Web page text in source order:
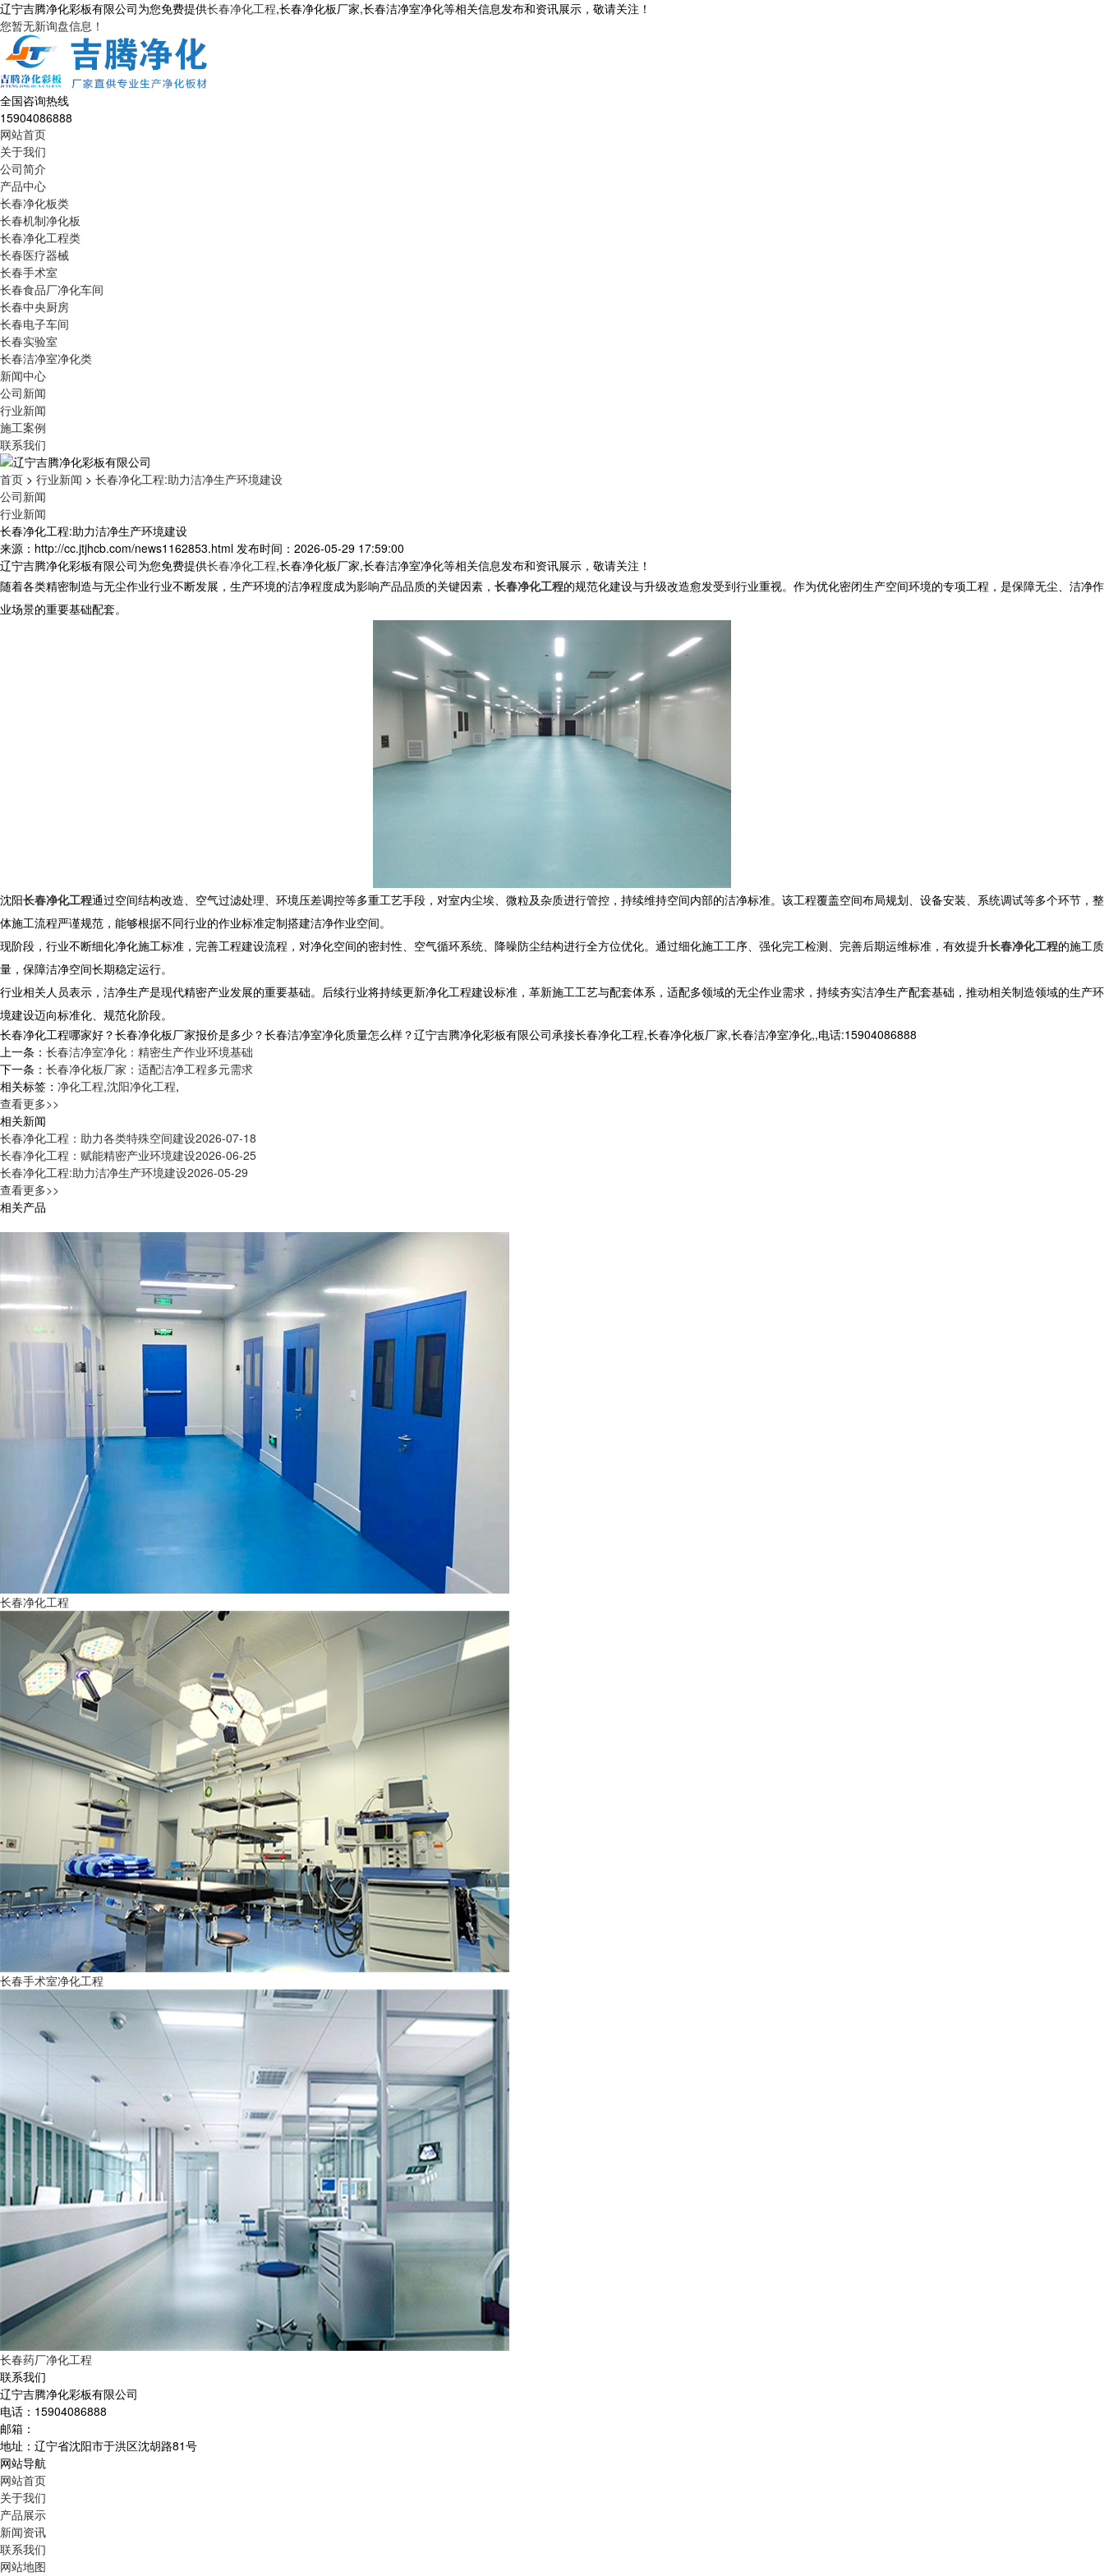
辽宁吉腾净化彩板有限公司为您免费提供长春净化工程,长春净化板厂家,长春洁净室净化等相关信息发布和资讯展示，敬请关注！
您暂无新询盘信息！
全国咨询热线
15904086888
网站首页
关于我们
公司简介
产品中心
长春净化板类
长春机制净化板
长春净化工程类
长春医疗器械
长春手术室
长春食品厂净化车间
长春中央厨房
长春电子车间
长春实验室
长春洁净室净化类
新闻中心
公司新闻
行业新闻
施工案例
联系我们
首页 > 行业新闻 > 长春净化工程:助力洁净生产环境建设
公司新闻
行业新闻
长春净化工程:助力洁净生产环境建设
来源：http://cc.jtjhcb.com/news1162853.html 发布时间：2026-05-29 17:59:00
辽宁吉腾净化彩板有限公司为您免费提供长春净化工程,长春净化板厂家,长春洁净室净化等相关信息发布和资讯展示，敬请关注！
随着各类精密制造与无尘作业行业不断发展，生产环境的洁净程度成为影响产品品质的关键因素， 长春净化工程的规范化建设与升级改造愈发受到行业重视。作为优化密闭生产空间环境的专项工程，是保障无尘、洁净作
业场景的重要基础配套。
沈阳长春净化工程通过空间结构改造、空气过滤处理、环境压差调控等多重工艺手段，对室内尘埃、微粒及杂质进行管控，持续维持空间内部的洁净标准。该工程覆盖空间布局规划、设备安装、系统调试等多个环节，整
体施工流程严谨规范，能够根据不同行业的作业标准定制搭建洁净作业空间。
现阶段，行业不断细化净化施工标准，完善工程建设流程，对净化空间的密封性、空气循环系统、降噪防尘结构进行全方位优化。通过细化施工工序、强化完工检测、完善后期运维标准，有效提升长春净化工程的施工质
量，保障洁净空间长期稳定运行。
行业相关人员表示，洁净生产是现代精密产业发展的重要基础。后续行业将持续更新净化工程建设标准，革新施工工艺与配套体系，适配多领域的无尘作业需求，持续夯实洁净生产配套基础，推动相关制造领域的生产环
境建设迈向标准化、规范化阶段。
长春净化工程哪家好？长春净化板厂家报价是多少？长春洁净室净化质量怎么样？辽宁吉腾净化彩板有限公司承接长春净化工程,长春净化板厂家,长春洁净室净化,,电话:15904086888
上一条： 长春洁净室净化：精密生产作业环境基础
下一条： 长春净化板厂家：适配洁净工程多元需求
相关标签： 净化工程,沈阳净化工程,
查看更多>>
相关新闻
长春净化工程：助力各类特殊空间建设2026-07-18
长春净化工程：赋能精密产业环境建设2026-06-25
长春净化工程:助力洁净生产环境建设2026-05-29
查看更多>>
相关产品
长春净化工程
长春手术室净化工程
长春药厂净化工程
联系我们
辽宁吉腾净化彩板有限公司
电话：15904086888
邮箱：
地址：辽宁省沈阳市于洪区沈胡路81号
网站导航
网站首页
关于我们
产品展示
新闻资讯
联系我们
网站地图